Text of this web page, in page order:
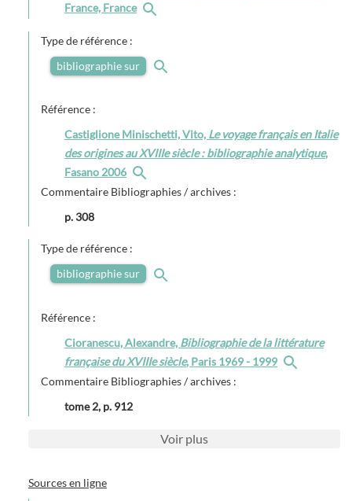
France, France
Type de référence :
bibliographie sur
Référence :
Castiglione Minischetti, Vito, Le voyage français en Italie
des origines au XVIIIe siècle : bibliographie analytique,
Fasano 2006
Commentaire Bibliographies / archives :
p. 308
Type de référence :
bibliographie sur
Référence :
Cioranescu, Alexandre, Bibliographie de la littérature
française du XVIIIe siècle, Paris 1969 - 1999
Commentaire Bibliographies / archives :
tome 2, p. 912
Voir plus
Sources en ligne